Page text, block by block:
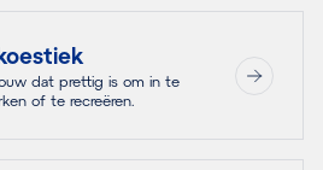
dat prettig is om in te
of te recreëren.